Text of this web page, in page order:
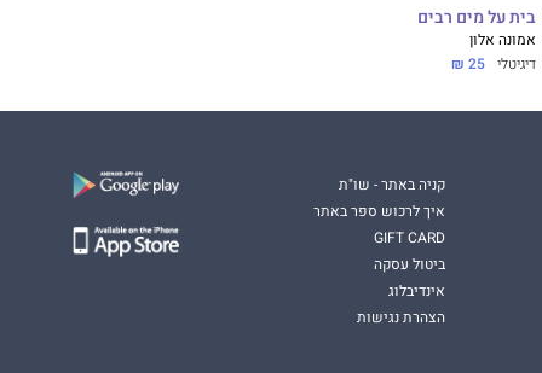
בית על מים רבים
אמונה אלון
דיגיטלי 25 ₪
קניה באתר - שו"ת
איך לרכוש ספר באתר
GIFT CARD
ביטול עסקה
אינדיבלוג
הצהרת נגישות